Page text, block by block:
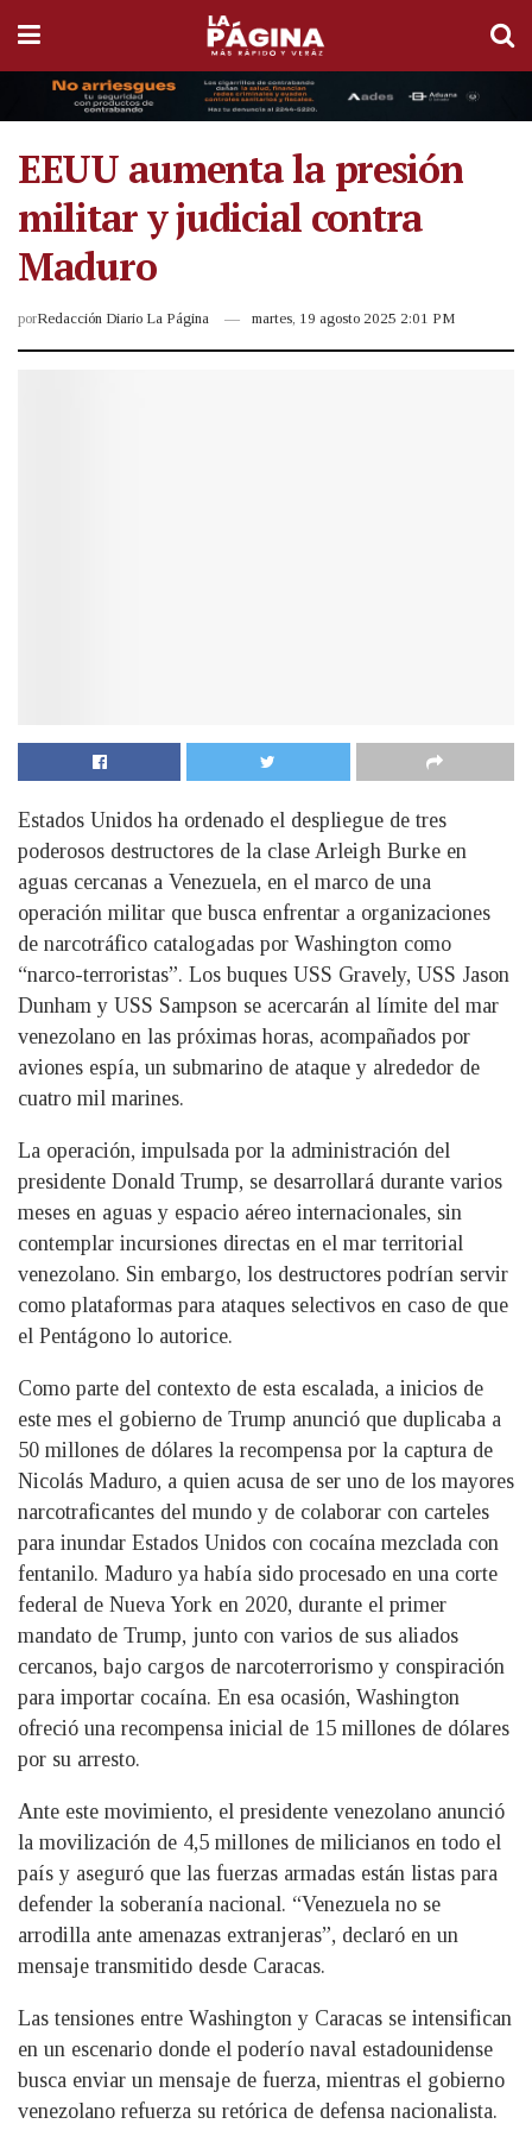
EEUU aumenta la presión
militar y judicial contra
Maduro
porRedacción Diario La Página martes, 19 agosto 2025 2:01 PM
Estados Unidos ha ordenado el despliegue de tres
poderosos destructores de la clase Arleigh Burke en
aguas cercanas a Venezuela, en el marco de una
operación militar que busca enfrentar a organizaciones
de narcotráfico catalogadas por Washington como
“narco-terroristas”. Los buques USS Gravely, USS Jason
Dunham y USS Sampson se acercarán al límite del mar
venezolano en las próximas horas, acompañados por
aviones espía, un submarino de ataque y alrededor de
cuatro mil marines.
La operación, impulsada por la administración del
presidente Donald Trump, se desarrollará durante varios
meses en aguas y espacio aéreo internacionales, sin
contemplar incursiones directas en el mar territorial
venezolano. Sin embargo, los destructores podrían servir
como plataformas para ataques selectivos en caso de que
el Pentágono lo autorice.
Como parte del contexto de esta escalada, a inicios de
este mes el gobierno de Trump anunció que duplicaba a
50 millones de dólares la recompensa por la captura de
Nicolás Maduro, a quien acusa de ser uno de los mayores
narcotraficantes del mundo y de colaborar con carteles
para inundar Estados Unidos con cocaína mezclada con
fentanilo. Maduro ya había sido procesado en una corte
federal de Nueva York en 2020, durante el primer
mandato de Trump, junto con varios de sus aliados
cercanos, bajo cargos de narcoterrorismo y conspiración
para importar cocaína. En esa ocasión, Washington
ofreció una recompensa inicial de 15 millones de dólares
por su arresto.
Ante este movimiento, el presidente venezolano anunció
la movilización de 4,5 millones de milicianos en todo el
país y aseguró que las fuerzas armadas están listas para
defender la soberanía nacional. “Venezuela no se
arrodilla ante amenazas extranjeras”, declaró en un
mensaje transmitido desde Caracas.
Las tensiones entre Washington y Caracas se intensifican
en un escenario donde el poderío naval estadounidense
busca enviar un mensaje de fuerza, mientras el gobierno
venezolano refuerza su retórica de defensa nacionalista.